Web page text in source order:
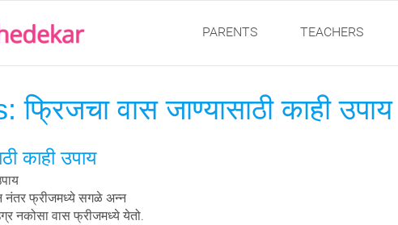
PARENTS TEACHERS
फ्रिजचा वास जाण्यासाठी काही उपाय
काही उपाय
फ्रीजमध्ये सगळे अन्न
नकोसा वास फ्रीजमध्ये येतो.